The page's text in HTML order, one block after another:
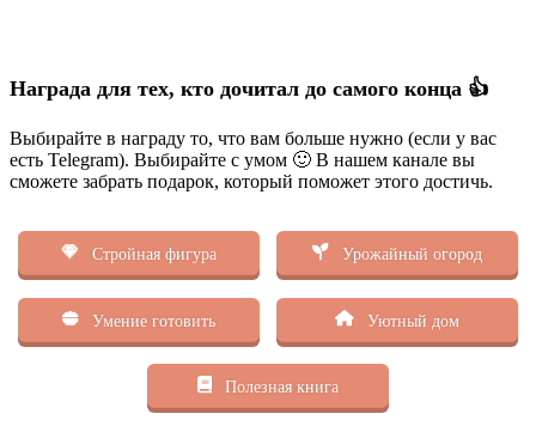
Награда для тех, кто дочитал до самого конца 👍
Выбирайте в награду то, что вам больше нужно (если у вас
есть Telegram). Выбирайте с умом 🙂 В нашем канале вы
сможете забрать подарок, который поможет этого достичь.
Стройная фигура Урожайный огород
Умение готовить Уютный дом
Полезная книга